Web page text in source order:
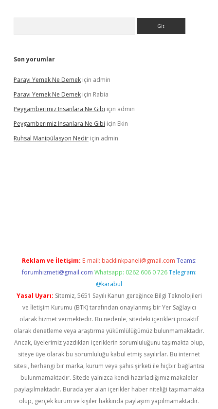
Son yorumlar
Parayı Yemek Ne Demek için admin
Parayı Yemek Ne Demek için Rabia
Peygamberimiz Insanlara Ne Gibi için admin
Peygamberimiz Insanlara Ne Gibi için Ekin
Ruhsal Manipülasyon Nedir için admin
Reklam ve İletişim: E-mail: backlinkpaneli@gmail.com Teams:
forumhizmeti@gmail.com Whatsapp: 0262 606 0 726 Telegram:
@karabul
Yasal Uyarı: Sitemiz, 5651 Sayılı Kanun gereğince Bilgi Teknolojileri
ve İletişim Kurumu (BTK) tarafından onaylanmış bir Yer Sağlayıcı
olarak hizmet vermektedir. Bu nedenle, sitedeki içerikleri proaktif
olarak denetleme veya araştırma yükümlülüğümüz bulunmamaktadır.
Ancak, üyelerimiz yazdıkları içeriklerin sorumluluğunu taşımakta olup,
siteye üye olarak bu sorumluluğu kabul etmiş sayılırlar. Bu internet
sitesi, herhangi bir marka, kurum veya şahıs şirketi ile hiçbir bağlantısı
bulunmamaktadır. Sitede yalnızca kendi hazırladığımız makaleler
paylaşılmaktadır. Burada yer alan içerikler haber niteliği taşımamakta
olup, gerçek kurum ve kişiler hakkında paylaşım yapılmamaktadır.